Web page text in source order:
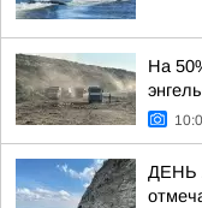
На
ДЕНЬ